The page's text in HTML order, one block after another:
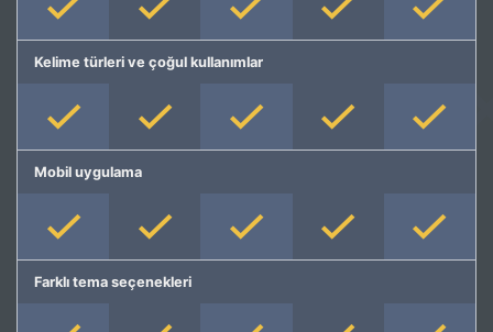
Kelime türleri ve çoğul kullanımlar
Mobil uygulama
Farklı tema seçenekleri